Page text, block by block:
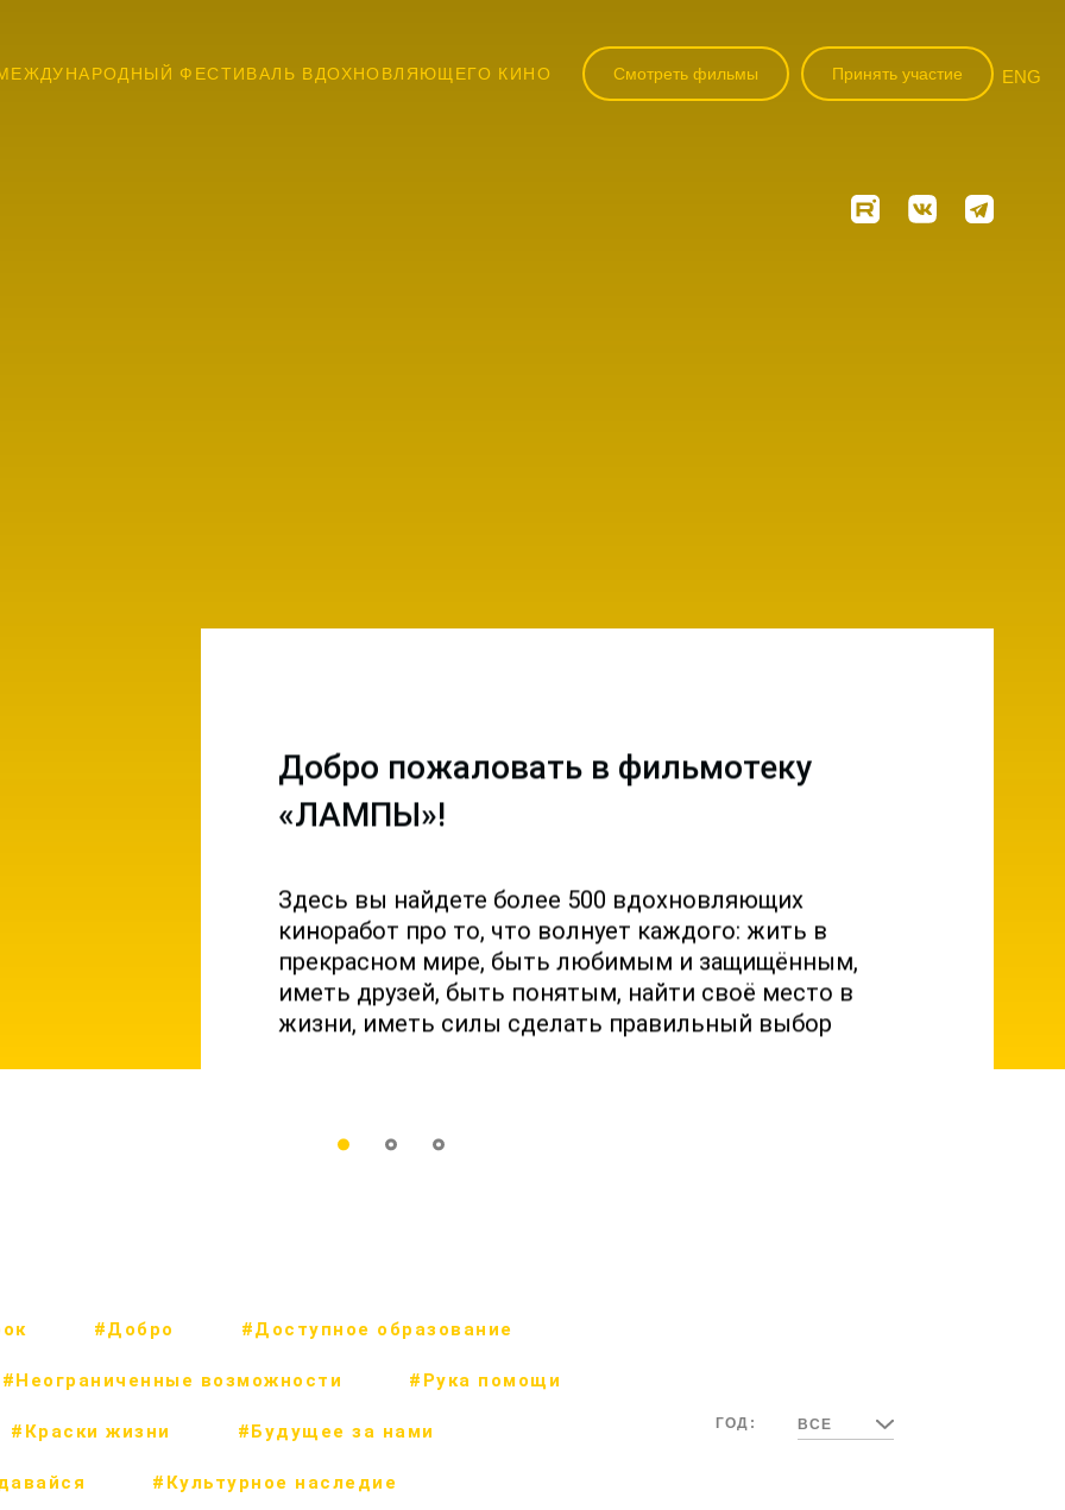
ФЕСТИВАЛЬ ВДОХНОВЛЯЮЩЕГО КИНО Смотреть фильмы Принять участие ENG
Добро пожаловать в фильмотеку
«ЛАМПЫ»!
Здесь вы найдете более 500 вдохновляющих
киноработ про то, что волнует каждого: жить в
прекрасном мире, быть любимым и защищённым,
иметь друзей, быть понятым, найти своё место в
жизни, иметь силы сделать правильный выбор
#Добро #Доступное образование
#Неограниченные возможности #Рука помощи
#Краски жизни #Будущее за нами
#Культурное наследие
ГОД: ВСЕ